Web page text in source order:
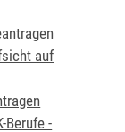
auf
Berufe -